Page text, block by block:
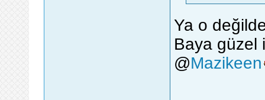
Ya o
Baya güzel
@Mazikeen